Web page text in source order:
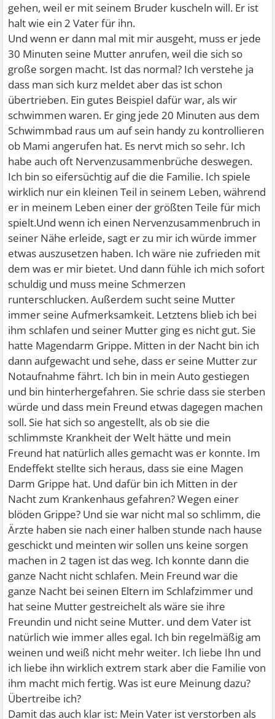
gehen, weil er mit seinem Bruder kuscheln will. Er ist
halt wie ein 2 Vater für ihn.
Und wenn er dann mal mit mir ausgeht, muss er jede
30 Minuten seine Mutter anrufen, weil die sich so
große sorgen macht. Ist das normal? Ich verstehe ja
dass man sich kurz meldet aber das ist schon
übertrieben. Ein gutes Beispiel dafür war, als wir
schwimmen waren. Er ging jede 20 Minuten aus dem
Schwimmbad raus um auf sein handy zu kontrollieren
ob Mami angerufen hat. Es nervt mich so sehr. Ich
habe auch oft Nervenzusammenbrüche deswegen.
Ich bin so eifersüchtig auf die die Familie. Ich spiele
wirklich nur ein kleinen Teil in seinem Leben, während
er in meinem Leben einer der größten Teile für mich
spielt.Und wenn ich einen Nervenzusammenbruch in
seiner Nähe erleide, sagt er zu mir ich würde immer
etwas auszusetzen haben. Ich wäre nie zufrieden mit
dem was er mir bietet. Und dann fühle ich mich sofort
schuldig und muss meine Schmerzen
runterschlucken. Außerdem sucht seine Mutter
immer seine Aufmerksamkeit. Letztens blieb ich bei
ihm schlafen und seiner Mutter ging es nicht gut. Sie
hatte Magendarm Grippe. Mitten in der Nacht bin ich
dann aufgewacht und sehe, dass er seine Mutter zur
Notaufnahme fährt. Ich bin in mein Auto gestiegen
und bin hinterhergefahren. Sie schrie dass sie sterben
würde und dass mein Freund etwas dagegen machen
soll. Sie hat sich so angestellt, als ob sie die
schlimmste Krankheit der Welt hätte und mein
Freund hat natürlich alles gemacht was er konnte. Im
Endeffekt stellte sich heraus, dass sie eine Magen
Darm Grippe hat. Und dafür bin ich Mitten in der
Nacht zum Krankenhaus gefahren? Wegen einer
blöden Grippe? Und sie war nicht mal so schlimm, die
Ärzte haben sie nach einer halben stunde nach hause
geschickt und meinten wir sollen uns keine sorgen
machen in 2 tagen ist das weg. Ich konnte dann die
ganze Nacht nicht schlafen. Mein Freund war die
ganze Nacht bei seinen Eltern im Schlafzimmer und
hat seine Mutter gestreichelt als wäre sie ihre
Freundin und nicht seine Mutter. und dem Vater ist
natürlich wie immer alles egal. Ich bin regelmäßig am
weinen und weiß nicht mehr weiter. Ich liebe Ihn und
ich liebe ihn wirklich extrem stark aber die Familie von
ihm macht mich fertig. Was ist eure Meinung dazu?
Übertreibe ich?
Damit das auch klar ist: Mein Vater ist verstorben als